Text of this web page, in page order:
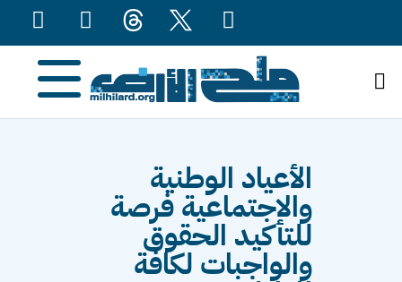
الأعياد الوطنية
والاجتماعية فرصة
للتأكيد الحقوق
والواجبات لكافة